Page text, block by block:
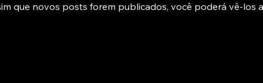
que novos posts forem publicados, você poderá vê-los